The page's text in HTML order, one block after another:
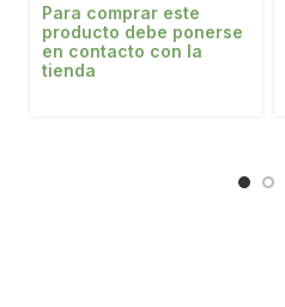
Para comprar este
producto debe ponerse
en contacto con la
tienda